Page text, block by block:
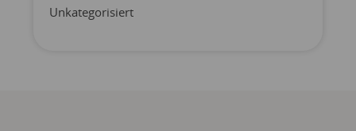
Unkategorisiert